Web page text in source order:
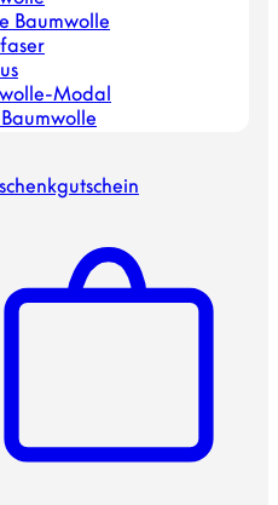
Baumwolle
Modal